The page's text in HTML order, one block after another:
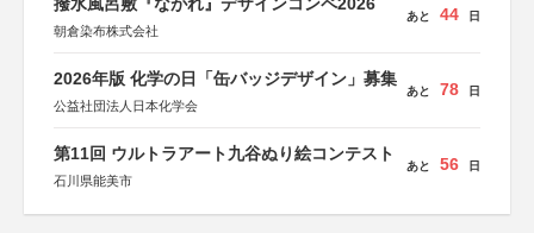
朝倉染布株式会社
あと 44 日
2026年版 化学の日「缶バッジデザイン」募集
公益社団法人日本化学会
あと 78 日
第11回 ウルトラアート九谷ぬり絵コンテスト
石川県能美市
あと 56 日